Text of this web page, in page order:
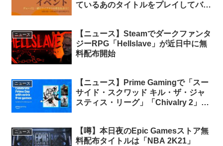
ているあのタイトルをプレイしてバッ
ニュース
【ニュース】Steamでダークファンタ
ジーRPG「Hellslave」が近日中に無
料配布開始
ニュース
【ニュース】Prime Gamingで「スー
サイド・スクワッド キル・ザ・ジャ
スティス・リーグ」「Chivalry 2」
料配布予定【Prime会員限定】
ニュース
【噂】本日夜のEpic Gamesストア無
料配布タイトルは「NBA 2K21」